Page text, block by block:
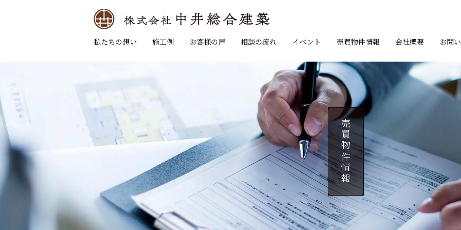
私たちの想い 施工例 お客様の声 相談の流れ イベント 売買物件情報 会社概要 お問
売買物件情報